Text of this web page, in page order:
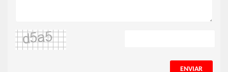
ENVIAR